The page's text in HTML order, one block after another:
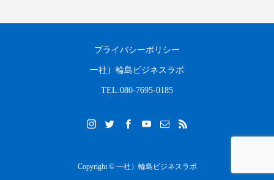
プライバシーポリシー
一社）輪島ビジネスラボ
TEL:080-7695-0185
Copyright © 一社）輪島ビジネスラボ